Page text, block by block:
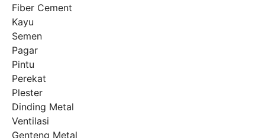
Fiber Cement
Kayu
Semen
Pagar
Pintu
Perekat
Plester
Dinding Metal
Ventilasi
Genteng Metal